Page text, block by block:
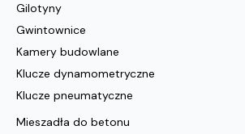
Gilotyny
Gwintownice
Kamery budowlane
Klucze dynamometryczne
Klucze pneumatyczne
Mieszadła do betonu